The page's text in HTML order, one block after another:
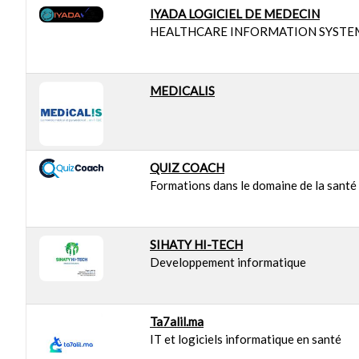
IYADA LOGICIEL DE MEDECIN
HEALTHCARE INFORMATION
MEDICALIS
QUIZ COACH
Formations dans le domaine de la santé
SIHATY HI-TECH
Developpement informatique
Ta7alil.ma
IT et logiciels informatique en santé